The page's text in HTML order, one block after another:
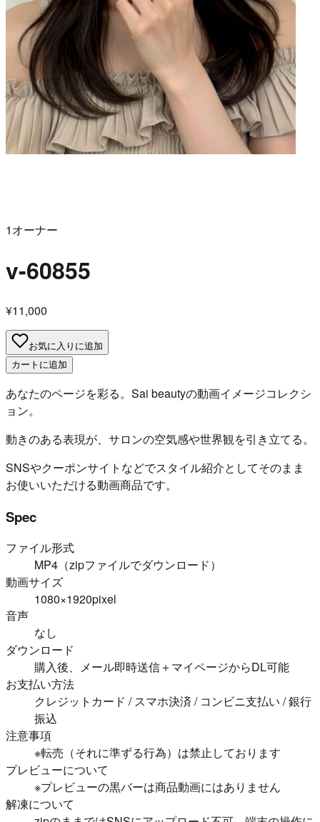
1オーナー
v-60855
¥11,000
お気に入りに追加
カートに追加
あなたのページを彩る。Sai beautyの動画イメージコレクシ
ョン。
動きのある表現が、サロンの空気感や世界観を引き立てる。
SNSやクーポンサイトなどでスタイル紹介としてそのまま
お使いいただける動画商品です。
Spec
ファイル形式
MP4（zipファイルでダウンロード）
動画サイズ
1080×1920pixel
音声
なし
ダウンロード
購入後、メール即時送信＋マイページからDL可能
お支払い方法
クレジットカード / スマホ決済 / コンビニ支払い / 銀行
振込
注意事項
※転売（それに準ずる行為）は禁止しております
プレビューについて
※プレビューの黒バーは商品動画にはありません
解凍について